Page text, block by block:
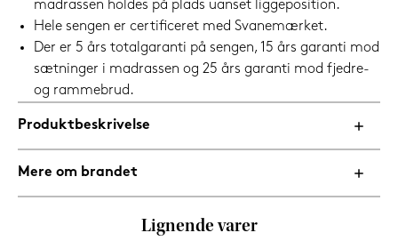
madrassen holdes på plads uanset liggeposition.
Hele sengen er certificeret med Svanemærket.
Der er 5 års totalgaranti på sengen, 15 års garanti mod
sætninger i madrassen og 25 års garanti mod fjedre-
og rammebrud.
Produktbeskrivelse
Mere om brandet
Lignende varer